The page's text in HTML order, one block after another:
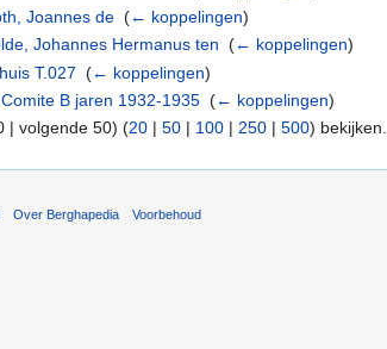
Joannes de‎ (← koppelingen)
Johannes Hermanus ten (← koppelingen)
T.027 ‎(← koppelingen)
B jaren 1932-1935 ‎(← koppelingen)
| volgende 50) (20 | 50 | 100 | 250 | 500) bekijken.
Over Berghapedia Voorbehoud